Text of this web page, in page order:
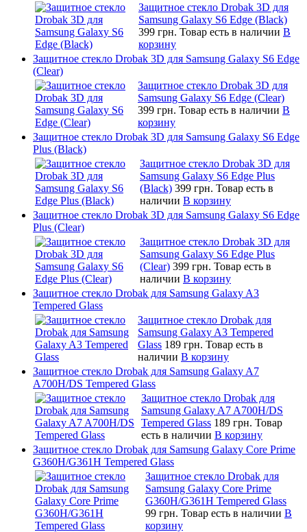
Защитное стекло Drobak 3D для
Samsung Galaxy S6 Edge (Black)
399 грн. Товар есть в наличии В
корзину
Защитное стекло Drobak 3D для Samsung Galaxy S6 Edge
(Clear)
Защитное стекло Drobak 3D для
Samsung Galaxy S6 Edge (Clear)
399 грн. Товар есть в наличии В
корзину
Защитное стекло Drobak 3D для Samsung Galaxy S6 Edge
Plus (Black)
Защитное стекло Drobak 3D для
Samsung Galaxy S6 Edge Plus
(Black) 399 грн. Товар есть в
наличии В корзину
Защитное стекло Drobak 3D для Samsung Galaxy S6 Edge
Plus (Clear)
Защитное стекло Drobak 3D для
Samsung Galaxy S6 Edge Plus
(Clear) 399 грн. Товар есть в
наличии В корзину
Защитное стекло Drobak для Samsung Galaxy A3
Tempered Glass
Защитное стекло Drobak для
Samsung Galaxy A3 Tempered
Glass 189 грн. Товар есть в
наличии В корзину
Защитное стекло Drobak для Samsung Galaxy A7
A700H/DS Tempered Glass
Защитное стекло Drobak для
Samsung Galaxy A7 A700H/DS
Tempered Glass 189 грн. Товар
есть в наличии В корзину
Защитное стекло Drobak для Samsung Galaxy Core Prime
G360H/G361H Tempered Glass
Защитное стекло Drobak для
Samsung Galaxy Core Prime
G360H/G361H Tempered Glass
99 грн. Товар есть в наличии В
корзину